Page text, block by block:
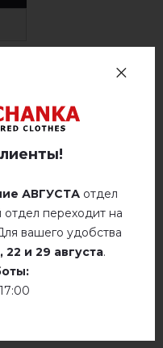
С ЗОЛОТОМ)
АВГУСТАотдел
переходит на
вашего удобства
22 и 29 августа.